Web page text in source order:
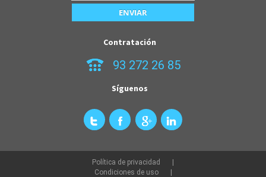
Contratación
93 272 26 85
Síguenos
Política de privacidad
Condiciones de uso